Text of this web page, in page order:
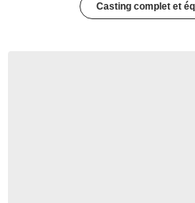
Casting complet et